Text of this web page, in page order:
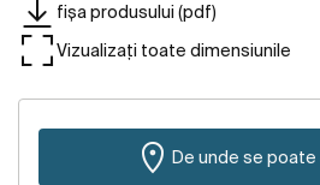
fișa produsului (pdf)
Vizualizați toate dimensiunile
De unde se